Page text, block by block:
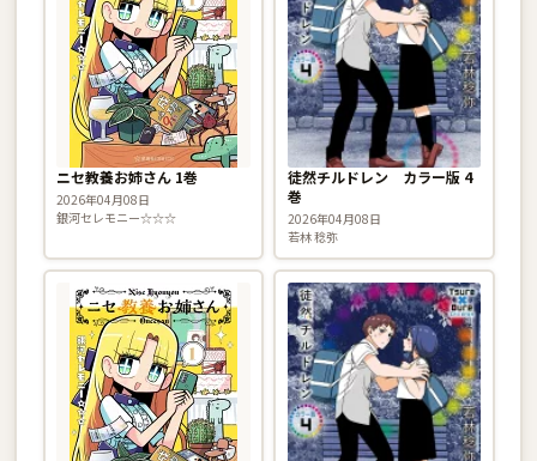
ニセ教養お姉さん 1巻
2026年04月08日
銀河セレモニー☆☆☆
徒然チルドレン カラー版 4
巻
2026年04月08日
若林 稔弥